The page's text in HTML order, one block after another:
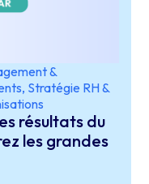
&
, Stratégie RH &
résultats du
les grandes